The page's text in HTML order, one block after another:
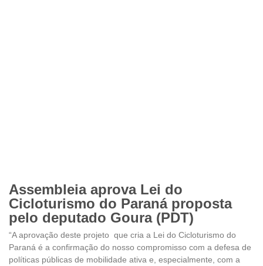
Assembleia aprova Lei do
Cicloturismo do Paraná proposta
pelo deputado Goura (PDT)
“A aprovação deste projeto que cria a Lei do Cicloturismo do
Paraná é a confirmação do nosso compromisso com a defesa de
políticas públicas de mobilidade ativa e, especialmente, com a